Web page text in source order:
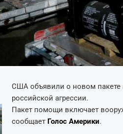
США объявили о новом
российской агрессии.
Пакет помощи включает
сообщает Голос Америки.